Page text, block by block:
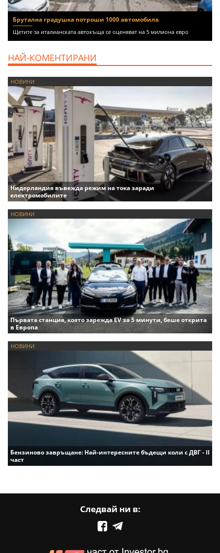
Брутална градушка потроши 1000 автомобила
Щетите за италианската автокъща се оценяват на 5 милиона евро
НАЙ-КОМЕНТИРАНИ
НОВИНИ
Нидерландия въвежда режим на тока заради
електромобилите
НОВИНИ
Първата станция, която зарежда EV за 5 минути, беше открита
в Европа
НОВИНИ
Бензиново завръщане: Най-интересните бъдещи коли с ДВГ - II
част
Следвай ни в: